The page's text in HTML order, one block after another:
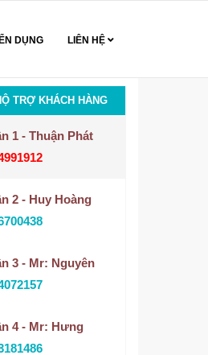
DỤNG LIÊN HỆ
TRỢ KHÁCH HÀNG
1 - Thuận Phát
2 - Huy Hoàng
3 - Mr: Nguyên
4 - Mr: Hưng